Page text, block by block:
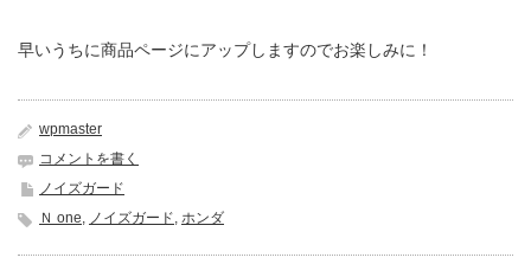
早いうちに商品ページにアップしますのでお楽しみに！
wpmaster
コメントを書く
ノイズガード
Ｎ one, ノイズガード, ホンダ